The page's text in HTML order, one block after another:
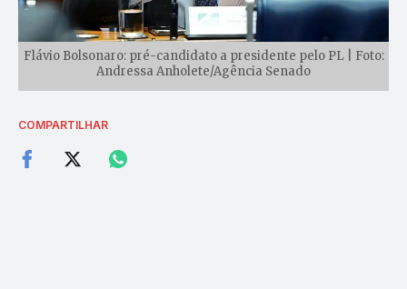
Flávio Bolsonaro: pré-candidato a presidente pelo PL | Foto:
Andressa Anholete/Agência Senado
COMPARTILHAR